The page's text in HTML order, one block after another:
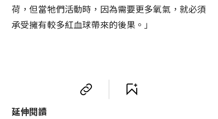
荷，但當牠們活動時，因為需要更多氧氣，就必須
承受擁有較多紅血球帶來的後果。」
延伸閱讀